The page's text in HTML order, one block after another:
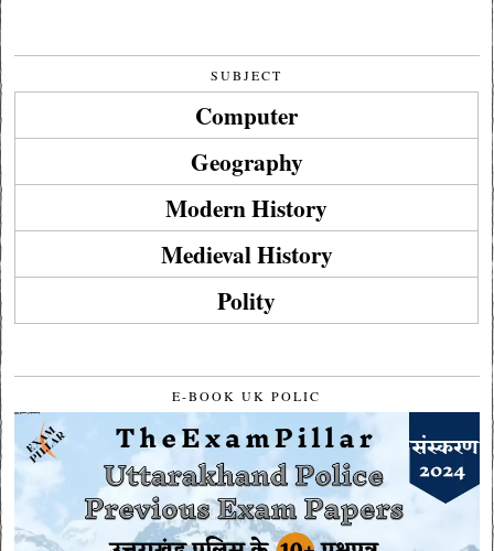
SUBJECT
Computer
Geography
Modern History
Medieval History
Polity
E-BOOK UK POLIC